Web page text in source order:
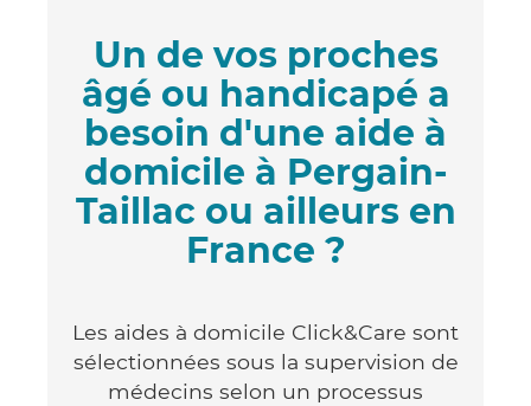
Un de vos proches
âgé ou handicapé a
besoin d'une aide à
domicile à Pergain-
Taillac ou ailleurs en
France ?
Les aides à domicile Click&Care sont
sélectionnées sous la supervision de
médecins selon un processus